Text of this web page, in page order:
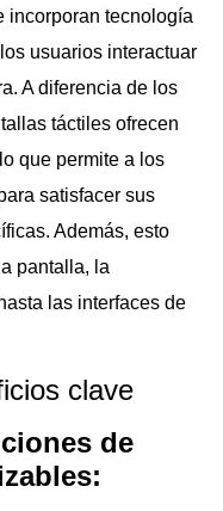
incorporan tecnología
usuarios interactuar
A diferencia de los
táctiles ofrecen
que permite a los
satisfacer sus
Además, esto
pantalla, la
las interfaces de
clave
de